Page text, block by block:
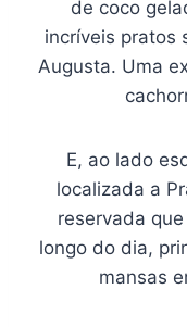
de coco
incríveis pratos
Augusta. Uma
E, ao lado
localizada a
reservada
longo do dia,
mansas